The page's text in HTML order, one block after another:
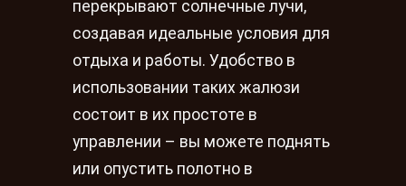
перекрывают солнечные лучи,
создавая идеальные условия для
отдыха и работы. Удобство в
использовании таких жалюзи
состоит в их простоте в
управлении – вы можете поднять
или опустить полотно в